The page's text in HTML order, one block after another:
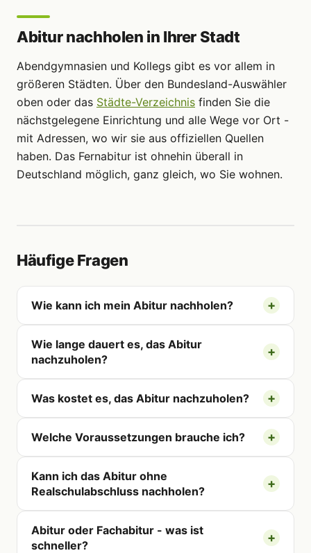
Abitur nachholen in Ihrer Stadt
Abendgymnasien und Kollegs gibt es vor allem in
größeren Städten. Über den Bundesland-Auswähler
oben oder das Städte-Verzeichnis finden Sie die
nächstgelegene Einrichtung und alle Wege vor Ort -
mit Adressen, wo wir sie aus offiziellen Quellen
haben. Das Fernabitur ist ohnehin überall in
Deutschland möglich, ganz gleich, wo Sie wohnen.
Häufige Fragen
Wie kann ich mein Abitur nachholen?
Wie lange dauert es, das Abitur
nachzuholen?
Was kostet es, das Abitur nachzuholen?
Welche Voraussetzungen brauche ich?
Kann ich das Abitur ohne
Realschulabschluss nachholen?
Abitur oder Fachabitur - was ist
schneller?